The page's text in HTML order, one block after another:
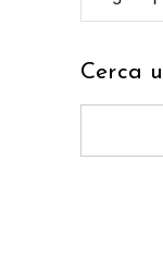
Cerca